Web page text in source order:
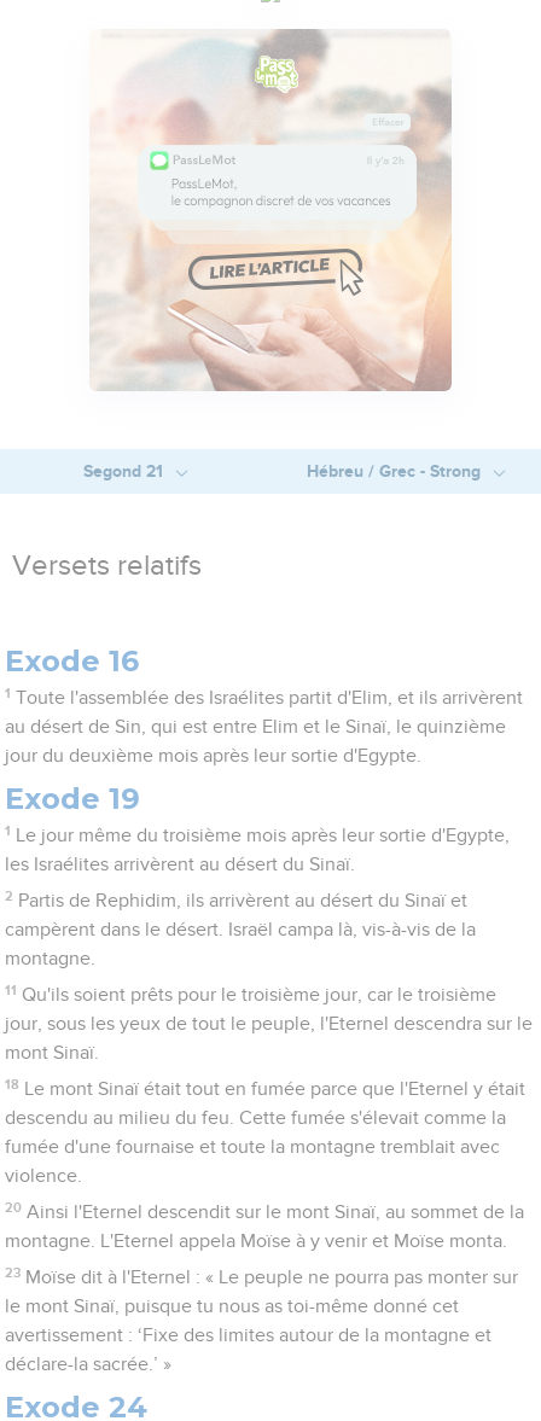
Segond 21 Hébreu / Grec - Strong
Versets relatifs
Exode 16
1 Toute l'assemblée des Israélites partit d'Elim, et ils arrivèrent
au désert de Sin, qui est entre Elim et le Sinaï, le quinzième
jour du deuxième mois après leur sortie d'Egypte.
Exode 19
1
Le jour même du troisième mois après leur sortie d'Egypte,
les Israélites arrivèrent au désert du Sinaï.
2 Partis de Rephidim, ils arrivèrent au désert du Sinaï et
campèrent dans le désert. Israël campa là, vis-à-vis de la
montagne.
11 Qu'ils soient prêts pour le troisième jour, car le troisième
jour, sous les yeux de tout le peuple, l'Eternel descendra sur le
mont Sinaï.
18
Le mont Sinaï était tout en fumée parce que l'Eternel y était
descendu au milieu du feu. Cette fumée s'élevait comme la
fumée d'une fournaise et toute la montagne tremblait avec
violence.
20 Ainsi l'Eternel descendit sur le mont Sinaï, au sommet de la
montagne. L'Eternel appela Moïse à y venir et Moïse monta.
23 Moïse dit à l'Eternel : « Le peuple ne pourra pas monter sur
le mont Sinaï, puisque tu nous as toi-même donné cet
avertissement : ‘Fixe des limites autour de la montagne et
déclare-la sacrée.’ »
Exode 24